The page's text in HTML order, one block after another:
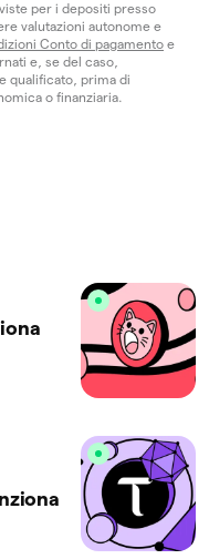
per i depositi presso
valutazioni autonome e
Conto di pagamento e
e, se del caso,
qualificato, prima di
o finanziaria.